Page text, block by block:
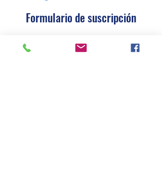
Formulario de suscripción